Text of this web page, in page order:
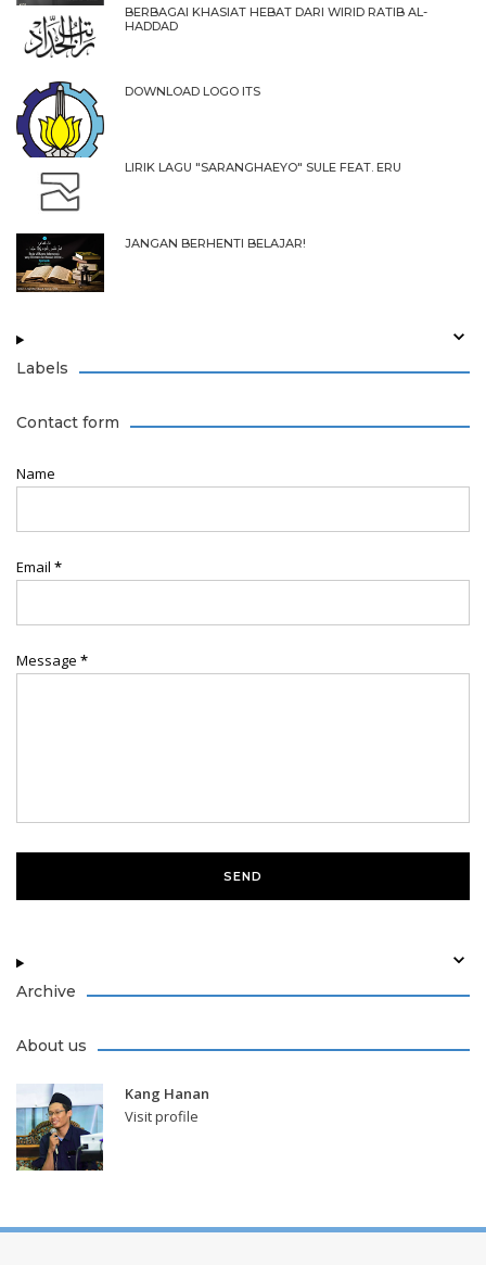
BERBAGAI KHASIAT HEBAT DARI WIRID RATIB AL-
HADDAD
DOWNLOAD LOGO ITS
LIRIK LAGU "SARANGHAEYO" SULE FEAT. ERU
JANGAN BERHENTI BELAJAR!
Labels
Contact form
Name
Email *
Message *
Archive
About us
Kang Hanan
Visit profile